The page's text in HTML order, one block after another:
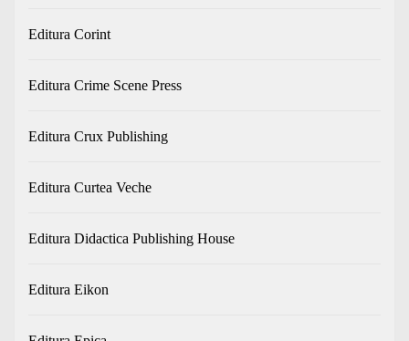
Editura Corint
Editura Crime Scene Press
Editura Crux Publishing
Editura Curtea Veche
Editura Didactica Publishing House
Editura Eikon